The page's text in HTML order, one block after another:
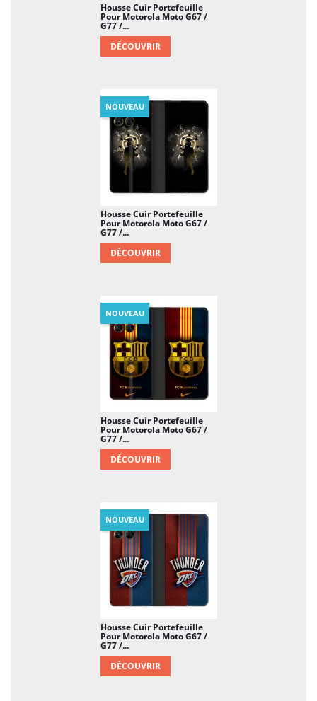
Housse Cuir Portefeuille
Pour Motorola Moto G67 /
G77 /...
DÉCOUVRIR
Housse Cuir Portefeuille
Pour Motorola Moto G67 /
G77 /...
DÉCOUVRIR
NOUVEAU
Housse Cuir Portefeuille
Pour Motorola Moto G67 /
G77 /...
DÉCOUVRIR
NOUVEAU
Housse Cuir Portefeuille
Pour Motorola Moto G67 /
G77 /...
DÉCOUVRIR
NOUVEAU